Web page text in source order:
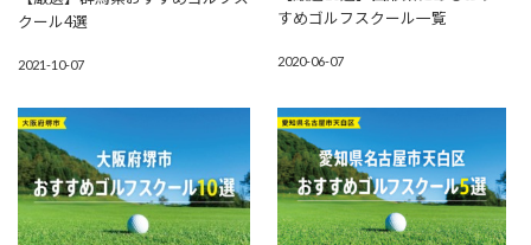
クール4選
2021-10-07
すめゴルフスクール一覧
2020-06-07